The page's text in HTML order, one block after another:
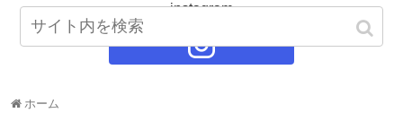
instagram
ホーム